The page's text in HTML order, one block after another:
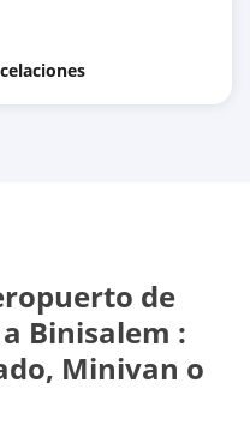
de
a Binisalem :
Minivan o